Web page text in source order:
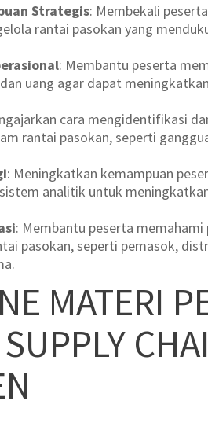
Strategis: Membekali
rantai pasokan yang
: Membantu peserta
uang agar dapat
cara mengidentifikasi
rantai pasokan, seperti
: Meningkatkan kemampuan
analitik untuk
: Membantu peserta
pasokan, seperti pemasok,
MATERI